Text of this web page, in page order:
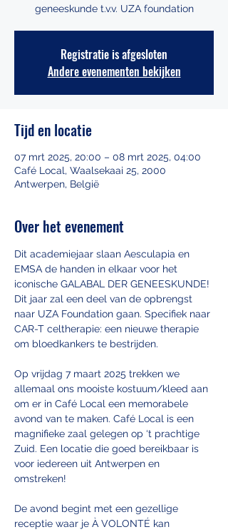
geneeskunde t.v.v. UZA foundation
Registratie is afgesloten
Andere evenementen bekijken
Tijd en locatie
07 mrt 2025, 20:00 – 08 mrt 2025, 04:00
Café Local, Waalsekaai 25, 2000
Antwerpen, België
Over het evenement
Dit academiejaar slaan Aesculapia en
EMSA de handen in elkaar voor het
iconische GALABAL DER GENEESKUNDE!
Dit jaar zal een deel van de opbrengst
naar UZA Foundation gaan. Specifiek naar
CAR-T celtherapie: een nieuwe therapie
om bloedkankers te bestrijden.
Op vrijdag 7 maart 2025 trekken we
allemaal ons mooiste kostuum/kleed aan
om er in Café Local een memorabele
avond van te maken. Café Local is een
magnifieke zaal gelegen op ‘t prachtige
Zuid. Een locatie die goed bereikbaar is
voor iedereen uit Antwerpen en
omstreken!
De avond begint met een gezellige
receptie waar je À VOLONTÉ kan